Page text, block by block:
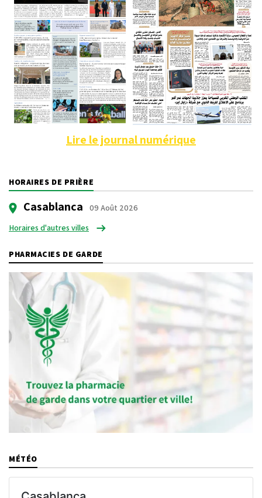
Lire le journal numérique
HORAIRES DE PRIÈRE
Casablanca
09 Août 2026
Horaires d'autres villes
PHARMACIES DE GARDE
MÉTÉO